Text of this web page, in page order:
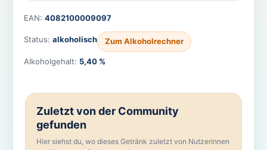
EAN: 4082100009097
Status: alkoholisch Zum Alkoholrechner
Alkoholgehalt: 5,40 %
Zuletzt von der Community
gefunden
Hier siehst du, wo dieses Getränk zuletzt von Nutzerinnen